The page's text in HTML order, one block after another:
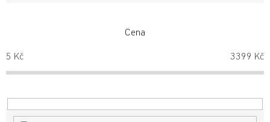
d
u
t
ů
Cena
5 Kč 3399 Kč